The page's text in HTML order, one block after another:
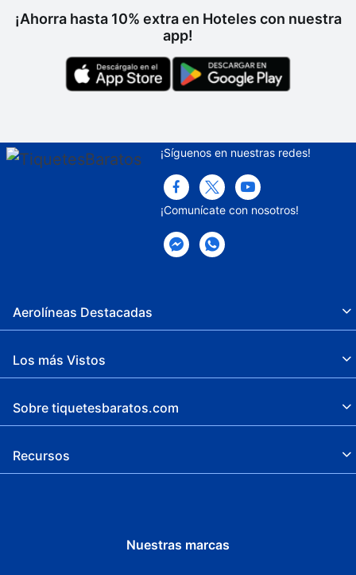
¡Ahorra hasta 10% extra en Hoteles con nuestra
app!
¡Síguenos en nuestras redes!
¡Comunícate con nosotros!
Aerolíneas Destacadas
Los más Vistos
Sobre tiquetesbaratos.com
Recursos
Nuestras marcas